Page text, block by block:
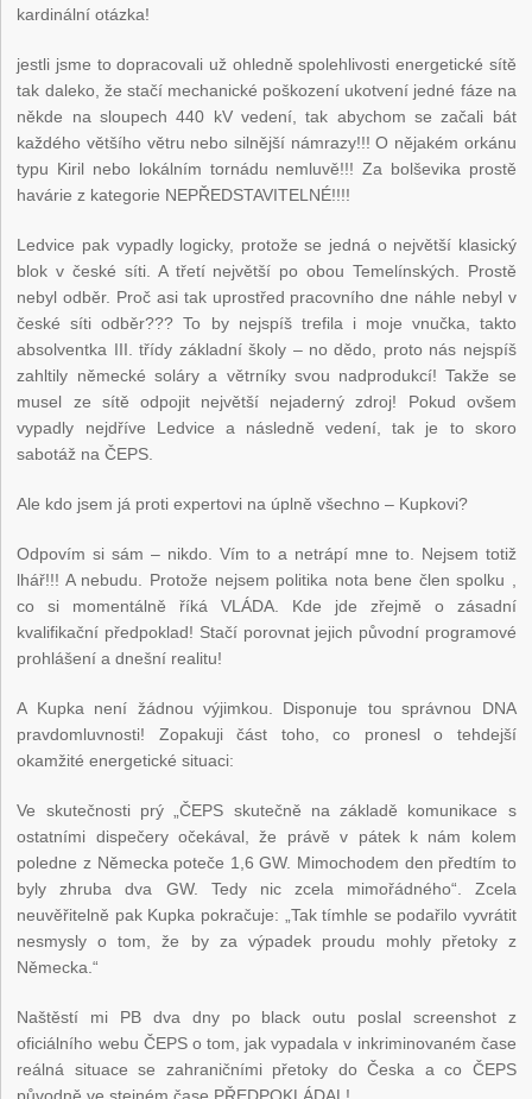
kardinální otázka!
jestli jsme to dopracovali už ohledně spolehlivosti energetické sítě
tak daleko, že stačí mechanické poškození ukotvení jedné fáze na
někde na sloupech 440 kV vedení, tak abychom se začali bát
každého většího větru nebo silnější námrazy!!! O nějakém orkánu
typu Kiril nebo lokálním tornádu nemluvě!!! Za bolševika prostě
havárie z kategorie NEPŘEDSTAVITELNÉ!!!!
Ledvice pak vypadly logicky, protože se jedná o největší klasický
blok v české síti. A třetí největší po obou Temelínských. Prostě
nebyl odběr. Proč asi tak uprostřed pracovního dne náhle nebyl v
české síti odběr??? To by nejspíš trefila i moje vnučka, takto
absolventka III. třídy základní školy – no dědo, proto nás nejspíš
zahltily německé soláry a větrníky svou nadprodukcí! Takže se
musel ze sítě odpojit největší nejaderný zdroj! Pokud ovšem
vypadly nejdříve Ledvice a následně vedení, tak je to skoro
sabotáž na ČEPS.
Ale kdo jsem já proti expertovi na úplně všechno – Kupkovi?
Odpovím si sám – nikdo. Vím to a netrápí mne to. Nejsem totiž
lhář!!! A nebudu. Protože nejsem politika nota bene člen spolku ,
co si momentálně říká VLÁDA. Kde jde zřejmě o zásadní
kvalifikační předpoklad! Stačí porovnat jejich původní programové
prohlášení a dnešní realitu!
A Kupka není žádnou výjimkou. Disponuje tou správnou DNA
pravdomluvnosti! Zopakuji část toho, co pronesl o tehdejší
okamžité energetické situaci:
Ve skutečnosti prý „ČEPS skutečně na základě komunikace s
ostatními dispečery očekával, že právě v pátek k nám kolem
poledne z Německa poteče 1,6 GW. Mimochodem den předtím to
byly zhruba dva GW. Tedy nic zcela mimořádného“. Zcela
neuvěřitelně pak Kupka pokračuje: „Tak tímhle se podařilo vyvrátit
nesmysly o tom, že by za výpadek proudu mohly přetoky z
Německa.“
Naštěstí mi PB dva dny po black outu poslal screenshot z
oficiálního webu ČEPS o tom, jak vypadala v inkriminovaném čase
reálná situace se zahraničními přetoky do Česka a co ČEPS